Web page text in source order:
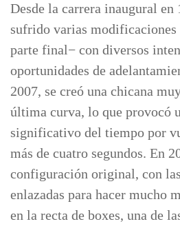
Desde la carrera inaugural en
sufrido varias modificaciones
parte final− con diversos
oportunidades de
2007, se creó una chicana
última curva, lo que provocó
significativo del tiempo por
más de cuatro segundos. En
configuración original, con
enlazadas para hacer mucho
en la recta de boxes, una de